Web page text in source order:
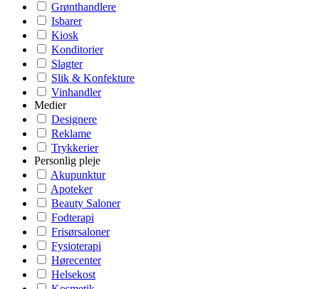
Grønthandlere
Isbarer
Kiosk
Konditorier
Slagter
Slik & Konfekture
Vinhandler
Medier
Designere
Reklame
Trykkerier
Personlig pleje
Akupunktur
Apoteker
Beauty Saloner
Fodterapi
Frisørsaloner
Fysioterapi
Hørecenter
Helsekost